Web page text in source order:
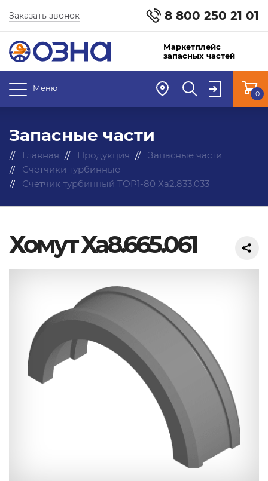
8 800 250 21 01
Заказать звонок
Маркетплейс
запасных частей
Меню
0
Запасные части
Главная Продукция
Запасные части
Счетчики турбинные
Счетчик турбинный ТОР1-80 Ха2.833.033
Хомут Ха8.665.061